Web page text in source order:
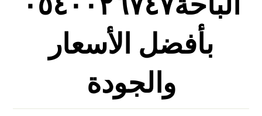
بأفضل الأسعار
والجودة